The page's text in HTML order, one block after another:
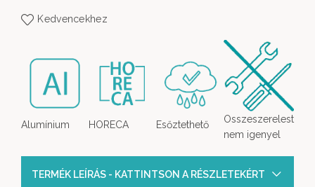
Kedvencekhez
Alumínium HORECA Esőztethető
Osszeszerelest
nem igenyel
TERMÉK LEÍRÁS - KATTINTSON A RÉSZLETEKÉRT